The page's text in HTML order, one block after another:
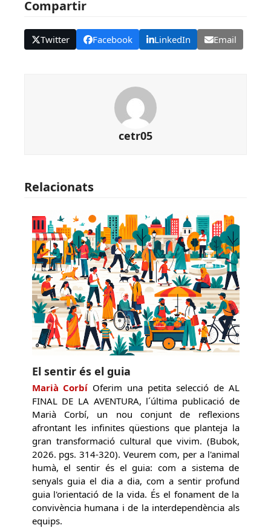
Compartir
Twitter Facebook LinkedIn Email
cetr05
Relacionats
El sentir és el guia
Marià Corbí Oferim una petita selecció de AL
FINAL DE LA AVENTURA, l´última publicació de
Marià Corbí, un nou conjunt de reflexions
afrontant les infinites qüestions que planteja la
gran transformació cultural que vivim. (Bubok,
2026. pgs. 314-320). Veurem com, per a l'animal
humà, el sentir és el guia: com a sistema de
senyals guia el dia a dia, com a sentir profund
guia l'orientació de la vida. És el fonament de la
convivència humana i de la interdependència als
equips.